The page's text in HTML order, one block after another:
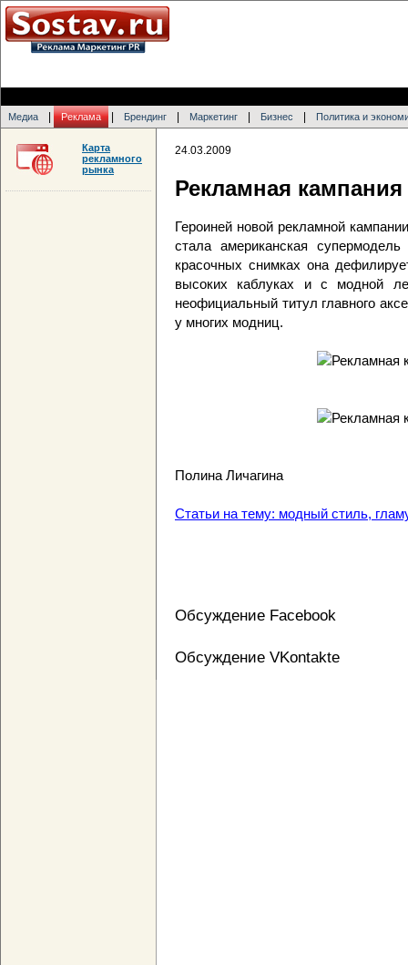
Медиа Реклама Брендинг Маркетинг Бизнес Политика и
24.03.2009
Рекламная
Героиней новой рекламной
стала американская
красочных снимках она
высоких каблуках и с модной
неофициальный титул главного
у многих модниц.
Полина Личагина
Статьи на тему: модный стиль,
Обсуждение Facebook
Обсуждение VKontakte
Карта
рекламного
рынка